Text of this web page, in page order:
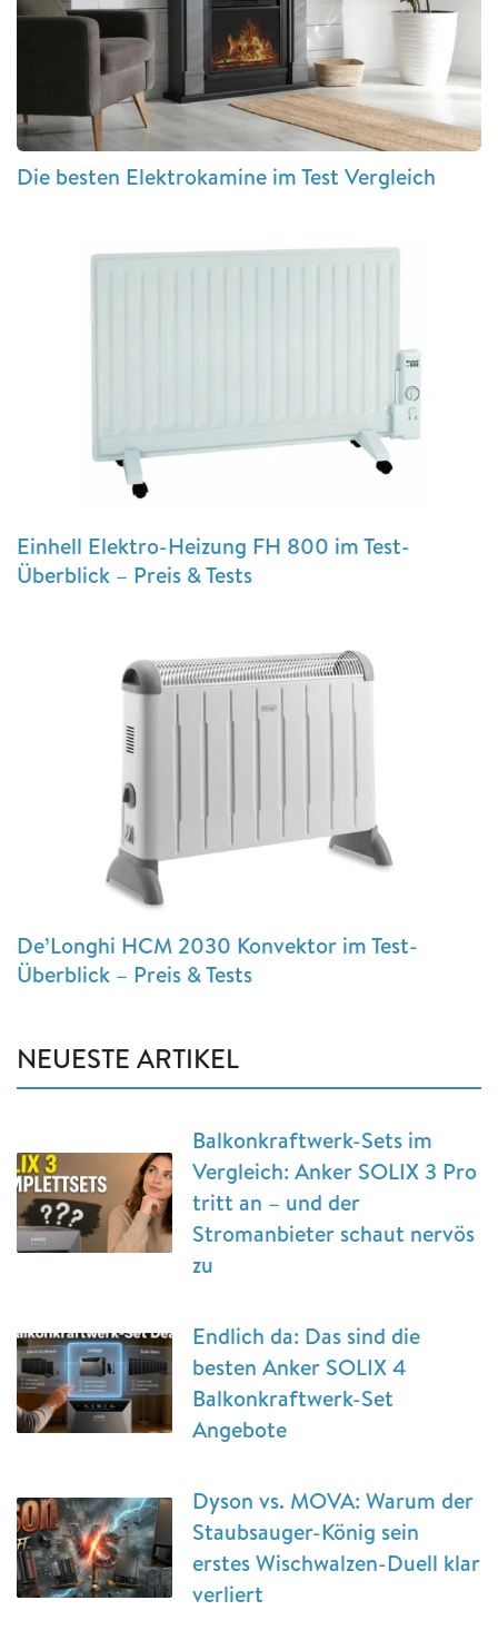
Die besten Elektrokamine im Test Vergleich
Einhell Elektro-Heizung FH 800 im Test-
Überblick – Preis & Tests
De’Longhi HCM 2030 Konvektor im Test-
Überblick – Preis & Tests
NEUESTE ARTIKEL
Balkonkraftwerk-Sets im
Vergleich: Anker SOLIX 3 Pro
tritt an – und der
Stromanbieter schaut nervös
zu
Endlich da: Das sind die
besten Anker SOLIX 4
Balkonkraftwerk-Set
Angebote
Dyson vs. MOVA: Warum der
Staubsauger-König sein
erstes Wischwalzen-Duell klar
verliert